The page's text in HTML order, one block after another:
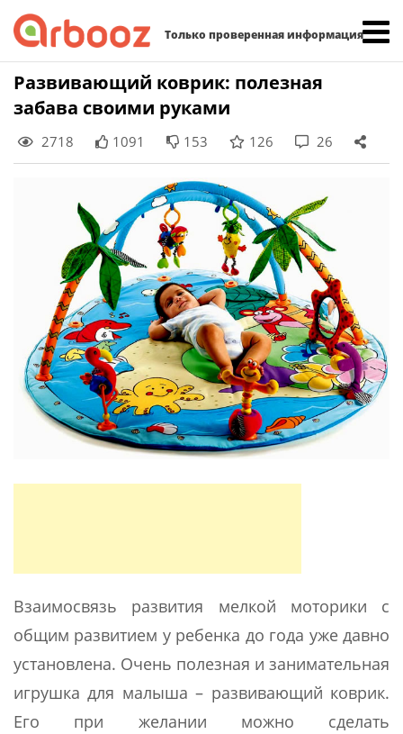
Только проверенная информация
Skip
Развивающий коврик: полезная
забава своими руками
2718 1091 153 126 26
Взаимосвязь развития мелкой моторики с
общим развитием у ребенка до года уже давно
установлена. Очень полезная и занимательная
игрушка для малыша – развивающий коврик.
Его при желании можно сделать
Найти: